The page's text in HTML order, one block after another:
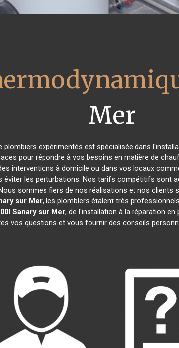
Mer
plombiers expérimentés est spécialisée dans
pour répondre à vos besoins en matière de
interventions à domicile ou dans vos locaux
éviter les perturbations. Nos tarifs compétitifs sont
sommes fiers de nos réalisations et nos
sur Mer, les plombiers étaient très
Sanary sur Mer, de l'installation à la réparation
vos questions et vous fournir des conseils